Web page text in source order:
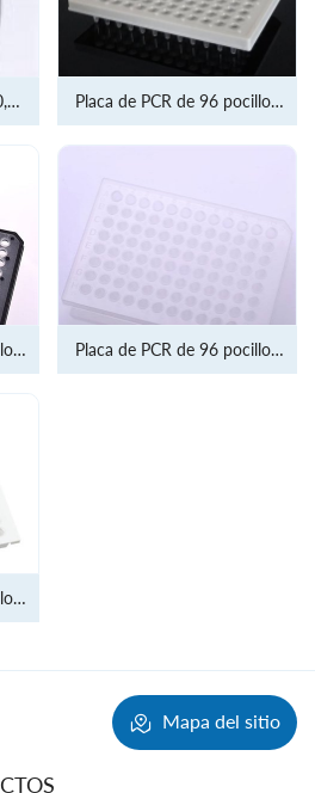
Placa de PCR de 96 pocillos
de 0,2 ml
Placa de PCR de 96 pocillos
Mapa del sitio